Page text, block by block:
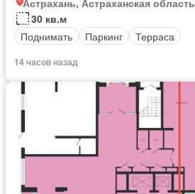
Астрахань, Астраханская область
30 кв.м
Поднимать
Паркинг Терраса
14 часов назад